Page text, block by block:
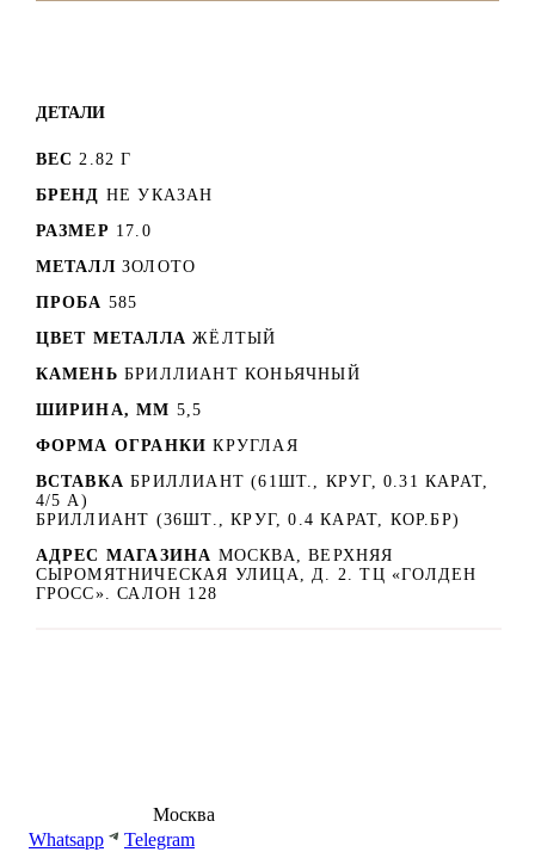
ДЕТАЛИ
ВЕС 2.82 Г
БРЕНД НЕ УКАЗАН
РАЗМЕР 17.0
МЕТАЛЛ ЗОЛОТО
ПРОБА 585
ЦВЕТ МЕТАЛЛА ЖЁЛТЫЙ
КАМЕНЬ БРИЛЛИАНТ КОНЬЯЧНЫЙ
ШИРИНА, ММ 5,5
ФОРМА ОГРАНКИ КРУГЛАЯ
ВСТАВКА БРИЛЛИАНТ (61ШТ., КРУГ, 0.31 КАРАТ,
4/5 А)
БРИЛЛИАНТ (36ШТ., КРУГ, 0.4 КАРАТ, КОР.БР)
АДРЕС МАГАЗИНА МОСКВА, ВЕРХНЯЯ
СЫРОМЯТНИЧЕСКАЯ УЛИЦА, Д. 2. ТЦ «ГОЛДЕН
ГРОСС». САЛОН 128
Москва
Whatsapp
Telegram